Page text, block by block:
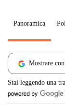
Panoramica
Mostrare
Stai leggendo una